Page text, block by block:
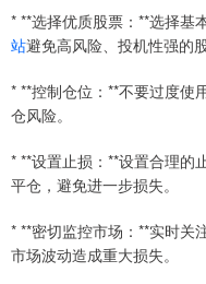
* **选择优质股票：**选择基
站避免高风险、投机性强的股
* **控制仓位：**不要过度使
仓风险。
* **设置止损：**设置合理的
平仓，避免进一步损失。
* **密切监控市场：**实时关
市场波动造成重大损失。